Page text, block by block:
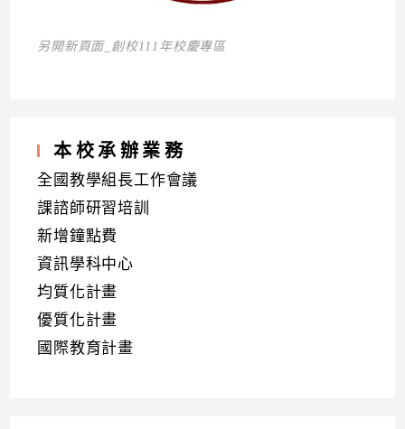
另開新頁面_創校111年校慶專區
本校承辦業務
全國教學組長工作會議
課諮師研習培訓
新增鐘點費
資訊學科中心
均質化計畫
優質化計畫
國際教育計畫